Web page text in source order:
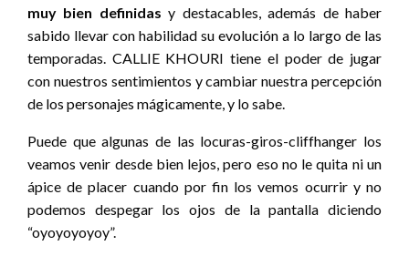
muy bien definidas y destacables, además de haber
sabido llevar con habilidad su evolución a lo largo de las
temporadas. CALLIE KHOURI tiene el poder de jugar
con nuestros sentimientos y cambiar nuestra percepción
de los personajes mágicamente, y lo sabe.
Puede que algunas de las locuras-giros-cliffhanger los
veamos venir desde bien lejos, pero eso no le quita ni un
ápice de placer cuando por fin los vemos ocurrir y no
podemos despegar los ojos de la pantalla diciendo
“oyoyoyoyoy”.